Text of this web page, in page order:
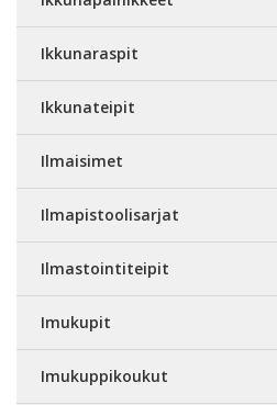
Ikkunaraspit
Ikkunateipit
Ilmaisimet
Ilmapistoolisarjat
Ilmastointiteipit
Imukupit
Imukuppikoukut